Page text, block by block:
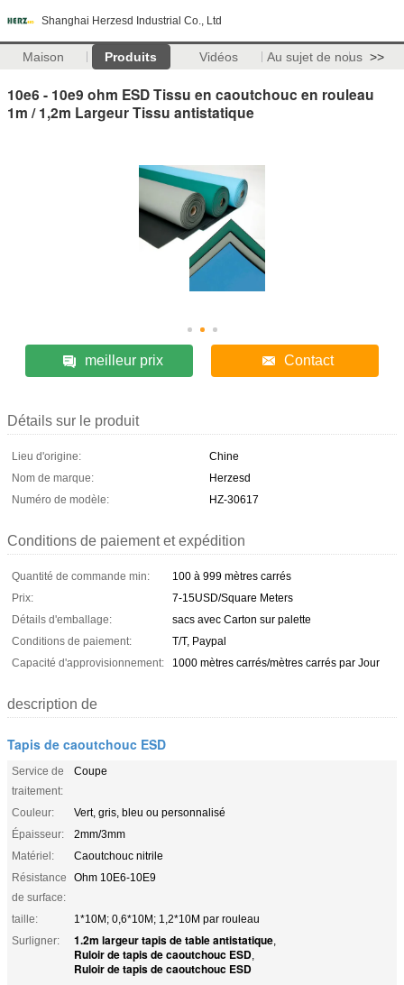
Shanghai Herzesd Industrial Co., Ltd
Maison Produits Vidéos Au sujet de nous >>
10e6 - 10e9 ohm ESD Tissu en caoutchouc en rouleau
1m / 1,2m Largeur Tissu antistatique
meilleur prix Contact
Détails sur le produit
Lieu d'origine:
Chine
Nom de marque:
Herzesd
Numéro de modèle:
HZ-30617
Conditions de paiement et expédition
Quantité de commande min:
100 à 999 mètres carrés
Prix:
7-15USD/Square Meters
Détails d'emballage:
sacs avec Carton sur palette
Conditions de paiement:
T/T, Paypal
Capacité d'approvisionnement:
1000 mètres carrés/mètres carrés par Jour
description de
Tapis de caoutchouc ESD
Service de
traitement:
Coupe
Couleur:
Vert, gris, bleu ou personnalisé
Épaisseur:
2mm/3mm
Matériel:
Caoutchouc nitrile
Résistance
de surface:
Ohm 10E6-10E9
taille:
1*10M; 0,6*10M; 1,2*10M par rouleau
Surligner:
1.2m largeur tapis de table antistatique,
Ruloir de tapis de caoutchouc ESD,
Ruloir de tapis de caoutchouc ESD